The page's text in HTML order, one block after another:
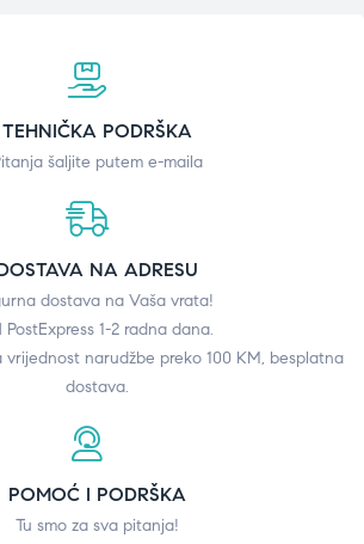
TEHNIČKA PODRŠKA
šaljite putem e-maila
NA ADRESU
dostava na Vaša vrata!
PostExpress 1-2 radna dana.
vrijednost narudžbe preko 100 KM, besplatna
dostava.
POMOĆ I PODRŠKA
Tu smo za sva pitanja!